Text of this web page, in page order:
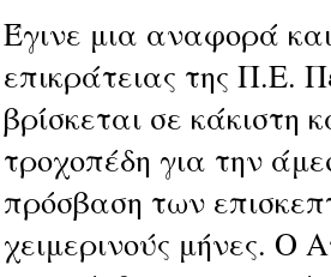
Έγινε μια αναφορά
επικράτειας της Π.Ε.
βρίσκεται σε κάκιστη
τροχοπέδη για την
πρόσβαση των
χειμερινούς μήνες. Ο